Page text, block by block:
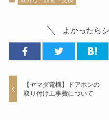
よかったら
【ヤマダ電機】ドアホンの
取り付け工事費について